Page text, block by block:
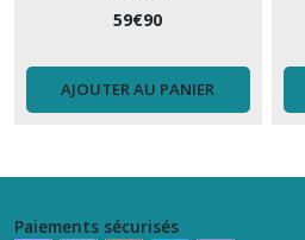
59€90
AJOUTER AU PANIER
Paiements sécurisés